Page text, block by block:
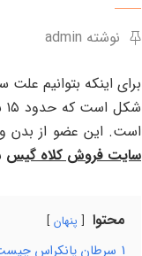
نوشته admin
برای اینکه بتوانیم
است. این عضو از بدن
سایت فروش کلاه گیس
محتوا پنهان
1 سرطان پانکراس